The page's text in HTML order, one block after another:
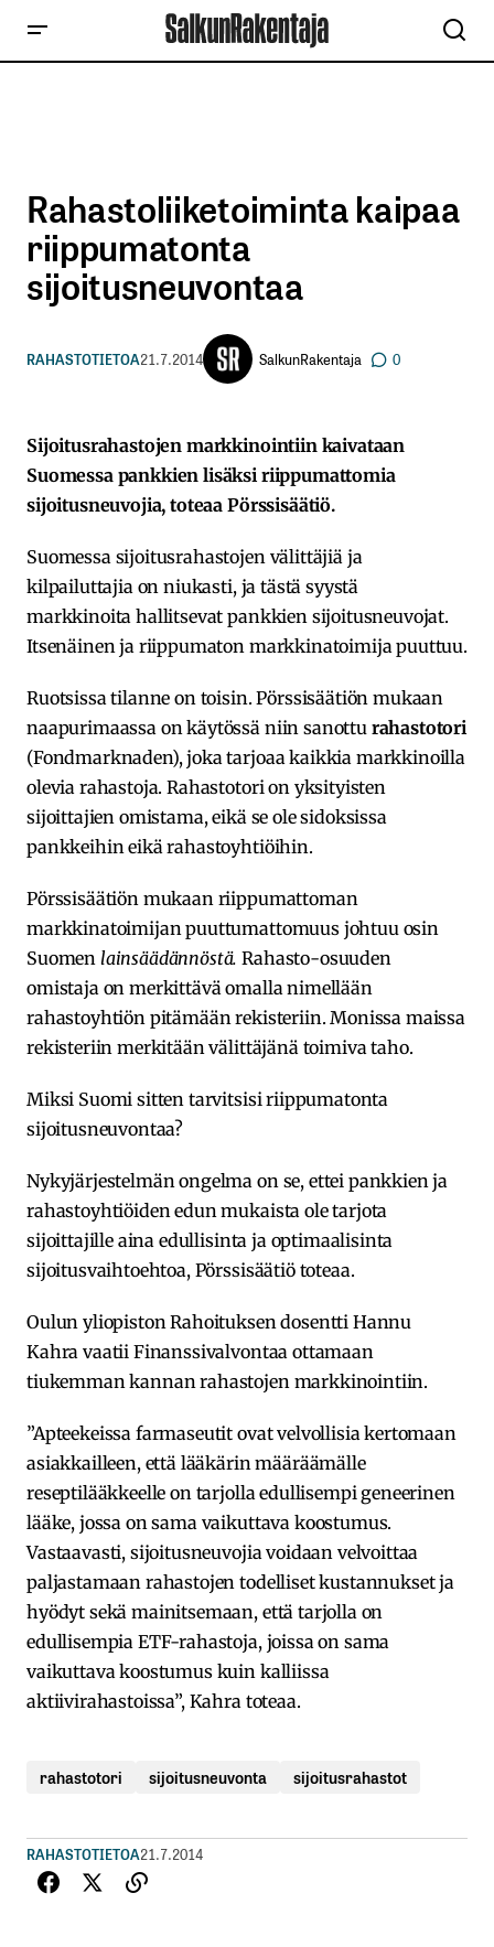
Rahastoliiketoiminta kaipaa
riippumatonta
sijoitusneuvontaa
RAHASTOTIETOA21.7.2014 SalkunRakentaja 0
Sijoitusrahastojen markkinointiin kaivataan
Suomessa pankkien lisäksi riippumattomia
sijoitusneuvojia, toteaa Pörssisäätiö.
Suomessa sijoitusrahastojen välittäjiä ja
kilpailuttajia on niukasti, ja tästä syystä
markkinoita hallitsevat pankkien sijoitusneuvojat.
Itsenäinen ja riippumaton markkinatoimija puuttuu.
Ruotsissa tilanne on toisin. Pörssisäätiön mukaan
naapurimaassa on käytössä niin sanottu rahastotori
(Fondmarknaden), joka tarjoaa kaikkia markkinoilla
olevia rahastoja. Rahastotori on yksityisten
sijoittajien omistama, eikä se ole sidoksissa
pankkeihin eikä rahastoyhtiöihin.
Pörssisäätiön mukaan riippumattoman
markkinatoimijan puuttumattomuus johtuu osin
Suomen lainsäädännöstä. Rahasto-osuuden
omistaja on merkittävä omalla nimellään
rahastoyhtiön pitämään rekisteriin. Monissa maissa
rekisteriin merkitään välittäjänä toimiva taho.
Miksi Suomi sitten tarvitsisi riippumatonta
sijoitusneuvontaa?
Nykyjärjestelmän ongelma on se, ettei pankkien ja
rahastoyhtiöiden edun mukaista ole tarjota
sijoittajille aina edullisinta ja optimaalisinta
sijoitusvaihtoehtoa, Pörssisäätiö toteaa.
Oulun yliopiston Rahoituksen dosentti Hannu
Kahra vaatii Finanssivalvontaa ottamaan
tiukemman kannan rahastojen markkinointiin.
”Apteekeissa farmaseutit ovat velvollisia kertomaan
asiakkailleen, että lääkärin määräämälle
reseptilääkkeelle on tarjolla edullisempi geneerinen
lääke, jossa on sama vaikuttava koostumus.
Vastaavasti, sijoitusneuvojia voidaan velvoittaa
paljastamaan rahastojen todelliset kustannukset ja
hyödyt sekä mainitsemaan, että tarjolla on
edullisempia ETF-rahastoja, joissa on sama
vaikuttava koostumus kuin kalliissa
aktiivirahastoissa”, Kahra toteaa.
rahastotori sijoitusneuvonta sijoitusrahastot
RAHASTOTIETOA21.7.2014